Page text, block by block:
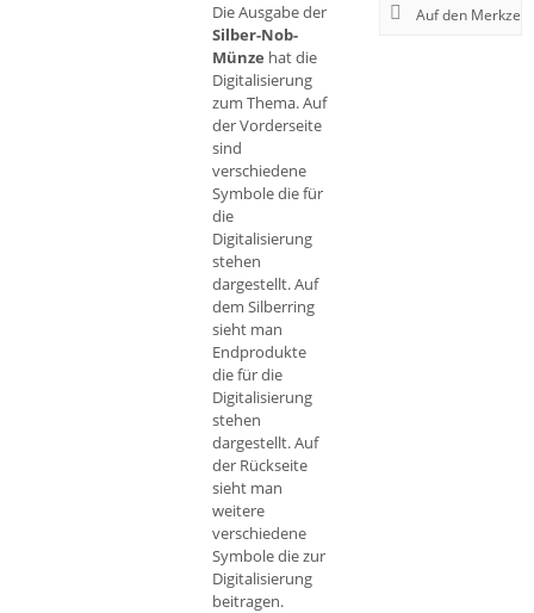
Die Ausgabe der
Silber-Nob-
Münze hat die
Digitalisierung
zum Thema. Auf
der Vorderseite
sind
verschiedene
Symbole die für
die
Digitalisierung
stehen
dargestellt. Auf
dem Silberring
sieht man
Endprodukte
die für die
Digitalisierung
stehen
dargestellt. Auf
der Rückseite
sieht man
weitere
verschiedene
Symbole die zur
Digitalisierung
beitragen.